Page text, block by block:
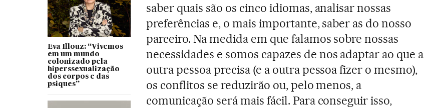
Eva Illouz: “Vivemos
em um mundo
colonizado pela
hiperssexualização
dos corpos e das
psiques”
saber quais são os cinco idiomas, analisar nossas
preferências e, o mais importante, saber as do nosso
parceiro. Na medida em que falamos sobre nossas
necessidades e somos capazes de nos adaptar ao que a
outra pessoa precisa (e a outra pessoa fizer o mesmo),
os conflitos se reduzirão ou, pelo menos, a
comunicação será mais fácil. Para conseguir isso,